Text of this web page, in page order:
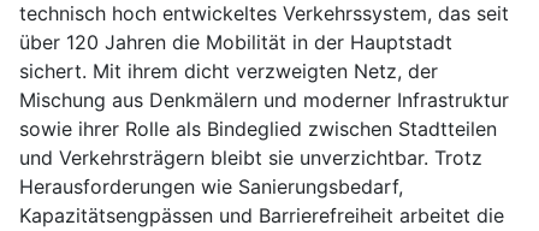
technisch hoch entwickeltes Verkehrssystem, das seit
über 120 Jahren die Mobilität in der Hauptstadt
sichert. Mit ihrem dicht verzweigten Netz, der
Mischung aus Denkmälern und moderner Infrastruktur
sowie ihrer Rolle als Bindeglied zwischen Stadtteilen
und Verkehrsträgern bleibt sie unverzichtbar. Trotz
Herausforderungen wie Sanierungsbedarf,
Kapazitätsengpässen und Barrierefreiheit arbeitet die